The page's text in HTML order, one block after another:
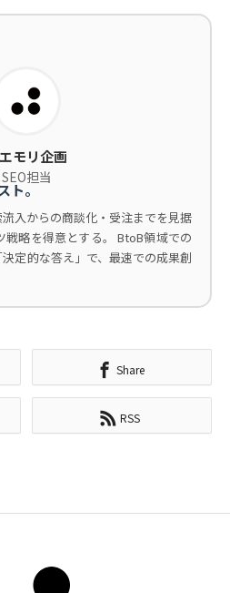
モリ企画
SEO担当
ト。
入からの商談化・受注までを見据
戦略を得意とする。 BtoB領域での
定的な答え」で、最速での成果創
Share
RSS